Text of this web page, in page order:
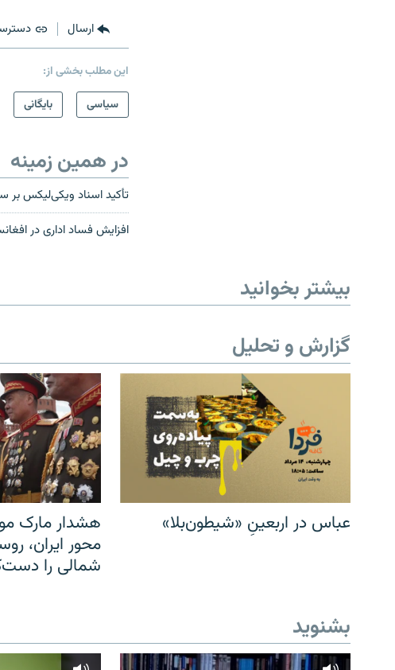
ارسال
این مطلب بخشی از:
سیاسی
بایگانی
در همین زمینه
تأکید اسناد ویکی‌لیکس بر
افزایش فساد اداری در
بیشتر بخوانید
گزارش و تحلیل
عباس در اربعینِ «شیطون‌بلا»
هشدار مارک
محور ایران،
شمالی را
بشنوید